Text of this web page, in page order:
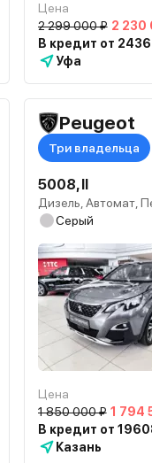
Цена
2 299 000 ₽ 2 230
В кредит от
Уфа
Peugeot
Три владельца
5008, II
Дизель, Автомат,
Серый
Цена
1 850 000 ₽ 1 794
В кредит от
Казань